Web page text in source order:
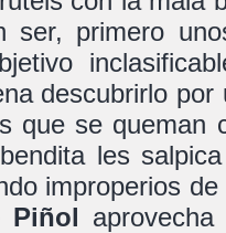
ser, primero
descubrirlo
que se queman
les
improperios
Piñol